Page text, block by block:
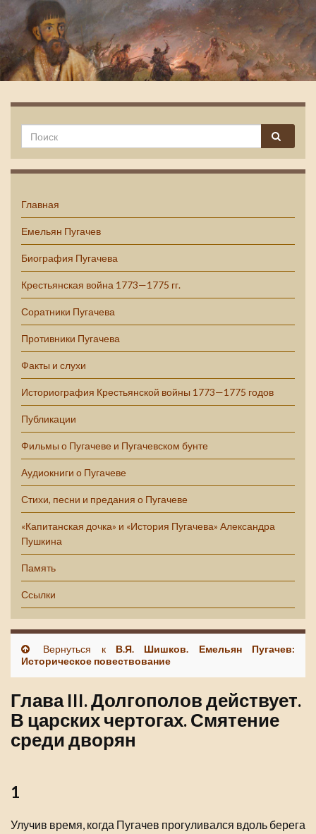
Емельян Пугачев
Главная
Емельян Пугачев
Биография Пугачева
Крестьянская война 1773—1775 гг.
Соратники Пугачева
Противники Пугачева
Факты и слухи
Историография Крестьянской войны 1773—1775 годов
Публикации
Фильмы о Пугачеве и Пугачевском бунте
Аудиокниги о Пугачеве
Стихи, песни и предания о Пугачеве
«Капитанская дочка» и «История Пугачева» Александра
Пушкина
Память
Ссылки
Вернуться к В.Я. Шишков. Емельян Пугачев:
Историческое повествование
Глава III. Долгополов действует.
В царских чертогах. Смятение
среди дворян
1
Улучив время, когда Пугачев прогуливался вдоль берега